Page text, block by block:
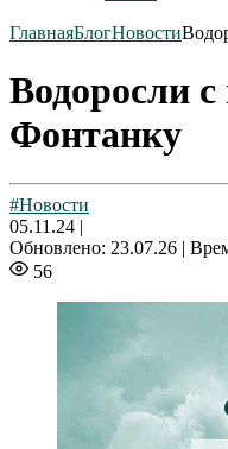
ГлавнаяБлогНовости
Водоросли
Фонтанку
#Новости
05.11.24 |
Обновлено: 23.07.26 |
56